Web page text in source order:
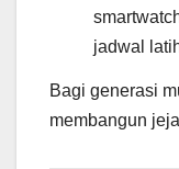
jadwal
Bagi generasi
membangun